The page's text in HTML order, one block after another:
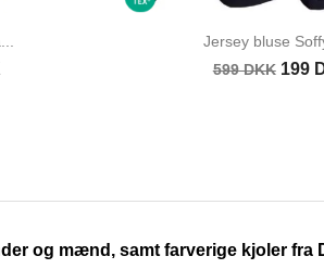
Jersey bluse
599 DKK 199
og mænd, samt farverige kjoler fra